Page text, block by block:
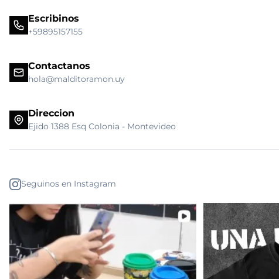
Escribinos
+59895157155
Contactanos
hola@malditoramon.uy
Direccion
Ejido 1388 Esq Colonia - Montevideo
Seguinos en Instagram